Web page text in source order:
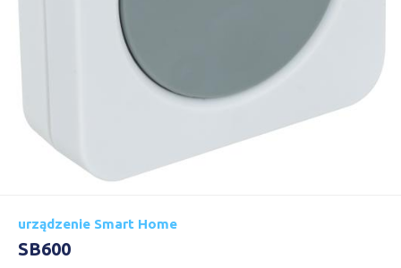
urządzenie Smart Home
SB600